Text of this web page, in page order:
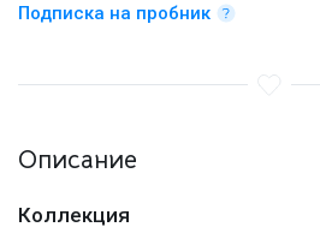
Подписка на пробник
Описание
Коллекция